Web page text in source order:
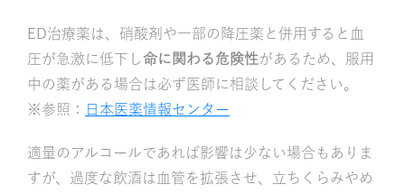
ED治療薬は、硝酸剤や一部の降圧薬と併用すると血
圧が急激に低下し命に関わる危険性があるため、服用
中の薬がある場合は必ず医師に相談してください。
※参照：
日本医薬情報センター
適量のアルコールであれば影響は少ない場合もありま
すが、過度な飲酒は血管を拡張させ、立ちくらみやめ